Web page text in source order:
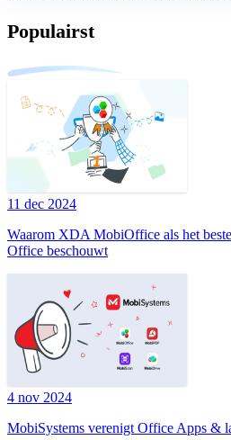
Populairst
11 dec 2024
Waarom XDA MobiOffice als het
Office beschouwt
4 nov 2024
MobiSystems verenigt Office Apps &